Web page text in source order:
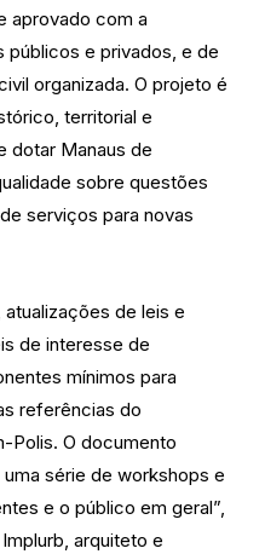
aprovado com a
e privados, e de
organizada. O projeto é
territorial e
dotar Manaus de
sobre questões
serviços para novas
de leis e
de interesse de
mínimos para
referências do
Polis. O documento
série de workshops e
e o público em geral”,
arquiteto e